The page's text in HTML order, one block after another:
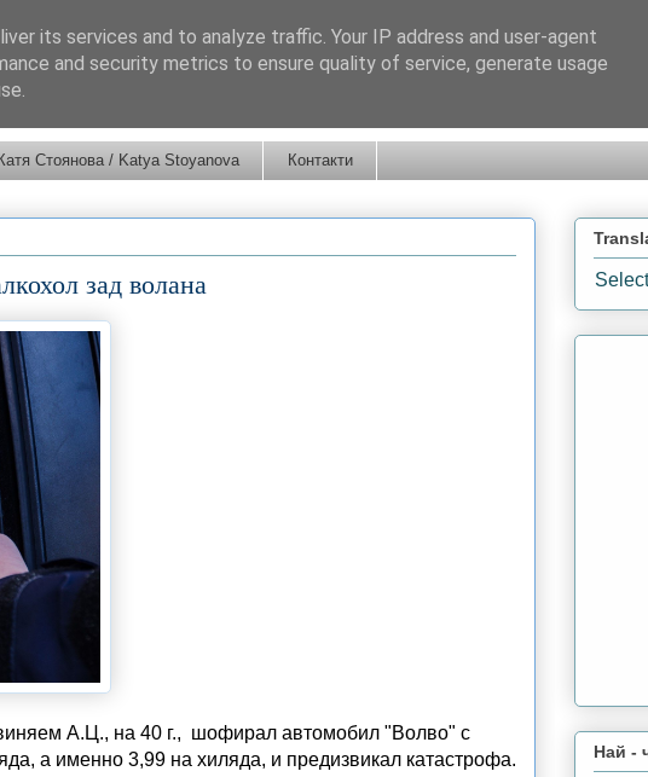
Катя Стоянова / Katya Stoyanova Контакти
зад волана
А.Ц., на 40 г., шофирал автомобил "Волво" с
а именно 3,99 на хиляда, и предизвикал катастрофа.
Най -
its services and to analyze traffic. Your IP address and user-agent
and security metrics to ensure quality of service, generate usage